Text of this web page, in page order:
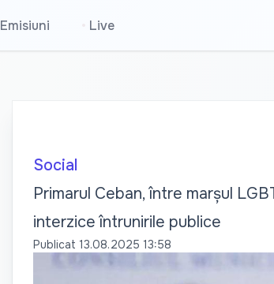
Emisiuni Live
Social
Primarul Ceban, între marșul
interzice întrunirile publice
Publicat 13.08.2025 13:58